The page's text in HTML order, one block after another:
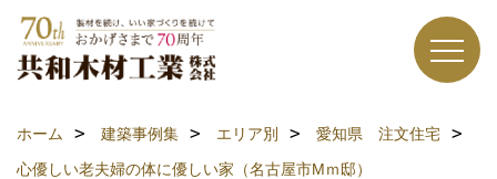
ホーム 建築事例集 エリア別
愛知県 注文住宅
心優しい老夫婦の体に優しい家（名古屋市Mｍ邸）